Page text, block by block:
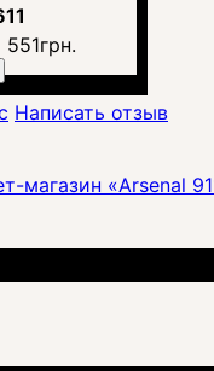
551грн.
Написать отзыв